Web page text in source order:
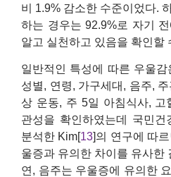
비 1.9% 감소한 수준이었다.
하는 경우는 92.9%로 자기
알고 실천하고 있음을 확인할
일반적인 특성에 따른 우울
성별, 연령, 가구세대, 음주,
상 운동, 주 5일 아침식사, 고
관성을 확인하였는데 국민건
분석한 Kim[13]의 연구에 따
울증과 유의한 차이를 유사한
연, 음주는 우울증에 유의한